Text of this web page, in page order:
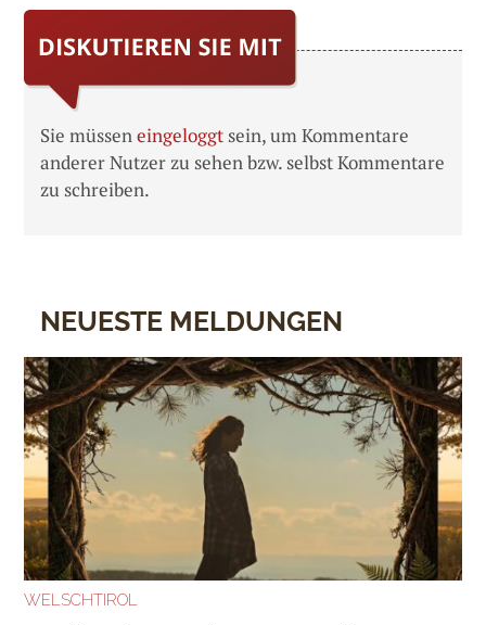
Sie müsseneingeloggt sein, um Kommentare
anderer Nutzer zu sehen bzw. selbst Kommentare
zu schreiben.
NEUESTE MELDUNGEN
WELSCHTIROL